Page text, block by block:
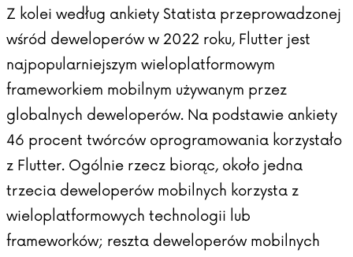
Z kolei według ankiety Statista przeprowadzonej
wśród deweloperów w 2022 roku, Flutter jest
najpopularniejszym wieloplatformowym
frameworkiem mobilnym używanym przez
globalnych deweloperów. Na podstawie ankiety
46 procent twórców oprogramowania korzystało
z Flutter. Ogólnie rzecz biorąc, około jedna
trzecia deweloperów mobilnych korzysta z
wieloplatformowych technologii lub
frameworków; reszta deweloperów mobilnych